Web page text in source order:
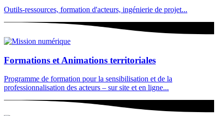
Outils-ressources, formation d'acteurs, ingénierie de projet...
Formations et Animations territoriales
Programme de formation pour la sensibilisation et de la
professionnalisation des acteurs – sur site et en ligne...